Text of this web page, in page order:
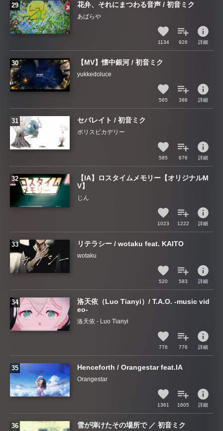
花弁、それにまつわる音声 / 初音ミク
あばらや
1134 926
info
詳細
【MV】懐中銀河 / 初音ミク
yukkedoluce
565 386
info
詳細
セパレイト / 初音ミク
ポリスピカデリー
585 676
info
詳細
【IA】ロスタイムメモリー【オリジナルM
V】
じん
1023 1222
info
詳細
リテラシー / wotaku feat. KAITO
wotaku
520 583
info
詳細
洛天依（Luo Tianyi）/ T.A.O. -music vid
eo-
洛天依 - Luo Tianyi
776 776
info
詳細
Henceforth / Orangestar feat.IA
Orangestar
1361 1605
info
詳細
雪が弾けたその場所で ／ 初音ミク